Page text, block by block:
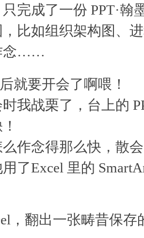
只完成了一份 PPT·
比如组织架构图、
念……
就要开会了啊喂！
我战栗了，台上的
作念得那么快，散
了Excel 里的
，翻出一张畴昔保存